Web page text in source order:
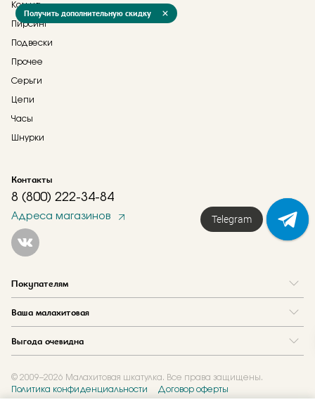
Кольца
Пирсинг
Подвески
Прочее
Серьги
Цепи
Часы
Шнурки
Контакты
8 (800) 222-34-84
Адреса магазинов
Покупателям
Ваша малахитовая
Где купить
Новости
Журнал
Выгода очевидна
Акции
Обмен и скупка
© 2009–2026 Малахитовая шкатулка. Все права защищены.
Политика конфиденциальности
Договор оферты
Получить дополнительную скидку
Telegram